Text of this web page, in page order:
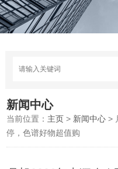
新闻中心
当前位置： 主页 > 新闻中心 >
停，色谱好物超值购